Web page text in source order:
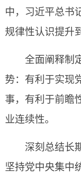
中，习近平总书
规律性认识提升
全面阐释制定
势：有利于实现
事，有利于前瞻
业连续性。
深刻总结长期
坚持党中央集中